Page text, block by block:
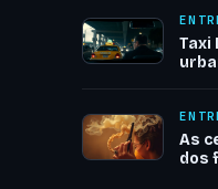
Taxi
As
dos